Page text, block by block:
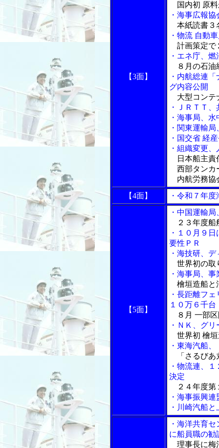
【3面】
国内初 原料
・海事広報
本紙読書３
・物流 自動
計画策定で
・エネ庁、
８月の石油
・内航総連
グ内容公開
大型コンテ
・ＪＲＴＴ
・海事局、
・関東運輸
・国交省 経
・組織変更
日本船主責
西部タンカ
内航労務協
【4面】
・令和７年
【5面】
・中国運輸
２３年度船
・１０月９
要性ＰＲ
・海技研、
世界初の取
・海事局、
檜垣造船と
・長距離フ
１０万６千台
８月 一部区
・ＮＫ、グ
世界初 檜垣
・東海汽船
「さるびあ
・物流連、
決定
２４年度第
・海事振興
・川崎汽船
・海洋共育
に船員職の勧
理事長に梅